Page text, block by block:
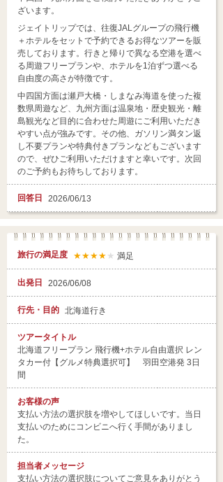
ざいます。
ジェイトリップでは、往復JALグループの飛行機
＋ホテルをセットで予約できるお得なツアーを販
売しております。行きと帰りで異なる空港を選べ
る周遊フリープランや、ホテルを1泊ずつ選べる
自由度の高さが特徴です。
中四国方面は瀬戸大橋・しまなみ海道を使った複
数県周遊など、九州方面は温泉地・歴史観光・離
島観光など目的に合わせた周遊にご利用いただき
やすい点が強みです。その他、ガソリン満タン返
し不要プランや特典付きプランなどもございます
ので、ぜひご利用いただけますと幸いです。次回
のご予約もお待ちしております。
回答日 2026/06/13
旅行の満足度 ★★★★ ★ 満足
出発日 2026/06/08
行先・目的 北海道行き
ツアータイトル
北海道フリープラン 飛行機+ホテル自由選択 レン
タカー付【グルメ特典選択可】 羽田空港発 3日
間
お客様の声
支払い方法の選択肢を増やしてほしいです。当日
支払いのためにコンビニへ行く手間がありまし
た。
担当者メッセージ
支払い方法の選択肢についてご意見をありがとう